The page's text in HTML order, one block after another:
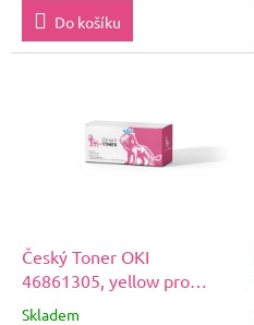
Do košíku
Český Toner OKI
46861305, yellow pro
C834 C844
Skladem